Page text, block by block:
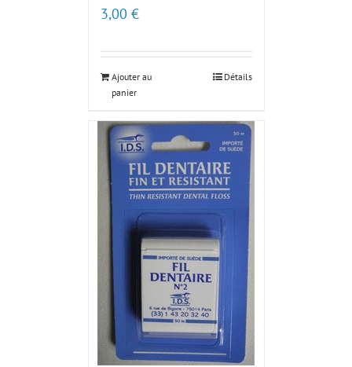
3,00 €
Ajouter au
panier
Détails